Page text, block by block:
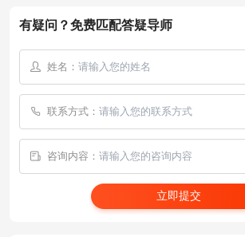
有疑问？免费匹配答疑导师
姓名：
联系方式：
咨询内容：
立即提交